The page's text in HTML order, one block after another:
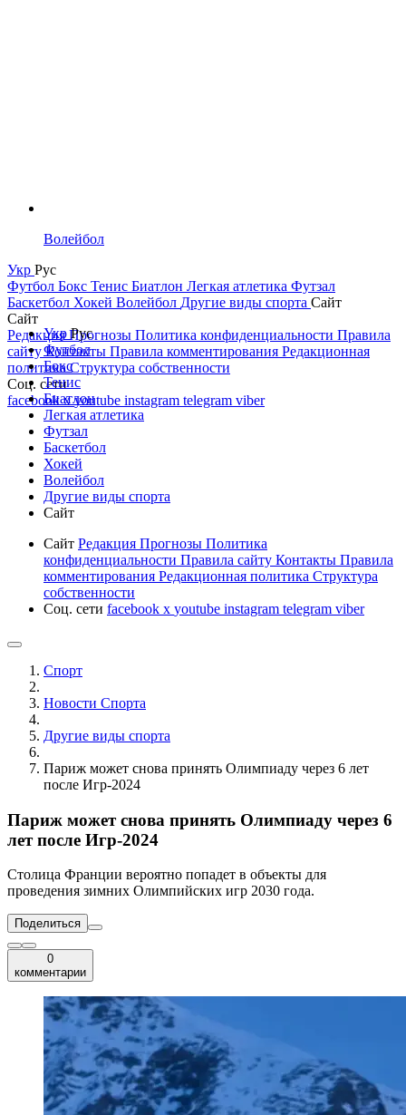
Волейбол
Укр Рус
Футбол Бокс Тенис Биатлон Легкая атлетика Футзал
Баскетбол Хокей Волейбол Другие виды спорта Сайт
Сайт
РедакцияПрогнозы Политика конфиденциальности Правила
сайтуКонтакты Правила комментирования Редакционная
политикаСтруктура собственности
Соц. сети
facebookxyoutube instagram telegram viber
УкрРус
Футбол
Бокс
Тенис
Биатлон
Легкая атлетика
Футзал
Баскетбол
Хокей
Волейбол
Другие виды спорта
Сайт
Сайт Редакция Прогнозы Политика
конфиденциальности Правила сайту Контакты Правила
комментирования Редакционная политика Структура
собственности
Соц. сети facebook x youtube instagram telegram viber
Спорт
Новости Cпорта
Другие виды спорта
Париж может снова принять Олимпиаду через 6 лет
после Игр-2024
Париж может снова принять Олимпиаду через 6
лет после Игр-2024
Столица Франции вероятно попадет в объекты для
проведения зимних Олимпийских игр 2030 года.
Поделиться
0
комментарии